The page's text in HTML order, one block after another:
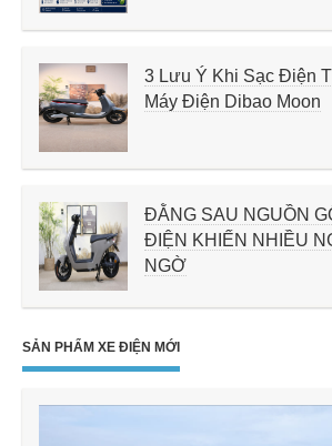
3 Lưu Ý Khi Sạc Điện
Máy Điện Dibao Moon
ĐẰNG SAU NGUỒN
ĐIỆN KHIẾN NHIỀU
NGỜ
SẢN PHẨM XE ĐIỆN MỚI